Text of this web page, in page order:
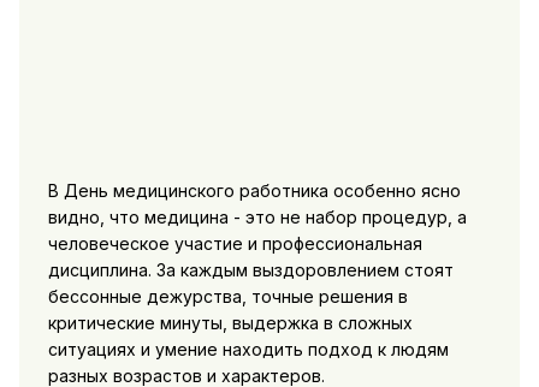
В День медицинского работника особенно ясно
видно, что медицина - это не набор процедур, а
человеческое участие и профессиональная
дисциплина. За каждым выздоровлением стоят
бессонные дежурства, точные решения в
критические минуты, выдержка в сложных
ситуациях и умение находить подход к людям
разных возрастов и характеров.